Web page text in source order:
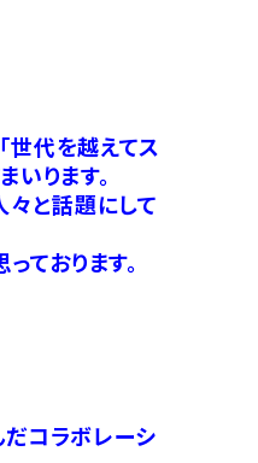
世代を越えてス
ります。
と話題にして
ております。
だコラボレーシ